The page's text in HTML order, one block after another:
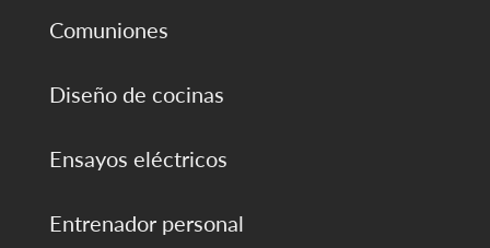
Comuniones
Diseño de cocinas
Ensayos eléctricos
Entrenador personal